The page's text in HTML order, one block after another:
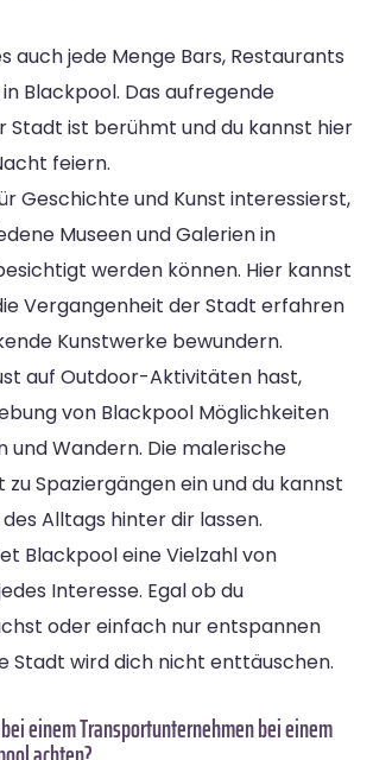
auch jede Menge Bars, Restaurants
Blackpool. Das aufregende
Stadt ist berühmt und du kannst hier
feiern.
Geschichte und Kunst interessierst,
Museen und Galerien in
werden können. Hier kannst
Vergangenheit der Stadt erfahren
Kunstwerke bewundern.
auf Outdoor-Aktivitäten hast,
von Blackpool Möglichkeiten
und Wandern. Die malerische
Spaziergängen ein und du kannst
Alltags hinter dir lassen.
Blackpool eine Vielzahl von
Interesse. Egal ob du
oder einfach nur entspannen
Stadt wird dich nicht enttäuschen.
einem Transportunternehmen bei einem